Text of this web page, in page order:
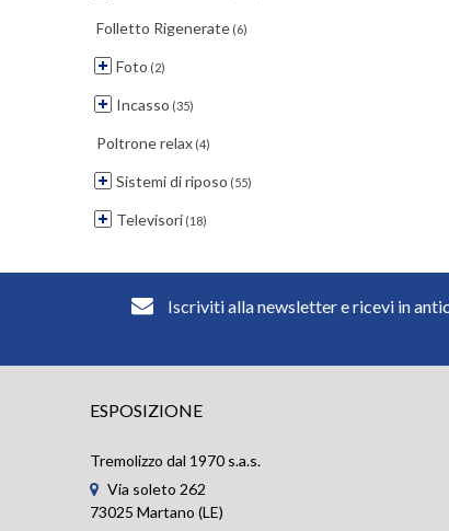
Folletto Rigenerate (6)
Foto (2)
Incasso (35)
Poltrone relax (4)
Sistemi di riposo (55)
Televisori (18)
Iscriviti alla newsletter e ricevi in
ESPOSIZIONE
Tremolizzo dal 1970 s.a.s.
Via soleto 262
73025 Martano (LE)